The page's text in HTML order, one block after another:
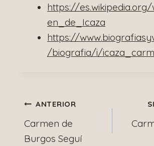
https://
en_de_Icaza
https://
/biografia/i/
Navegación
de
ANTERIOR
Carmen de
Burgos Seguí